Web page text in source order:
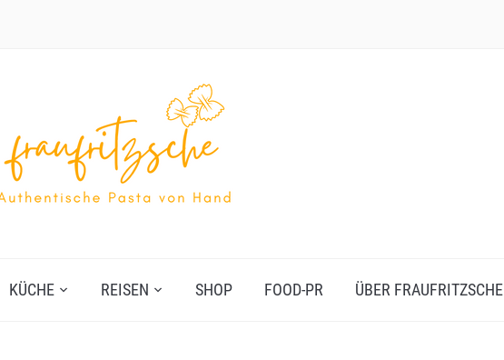
KÜCHE REISEN SHOP FOOD-PR ÜBER FRAUFRITZSCHE